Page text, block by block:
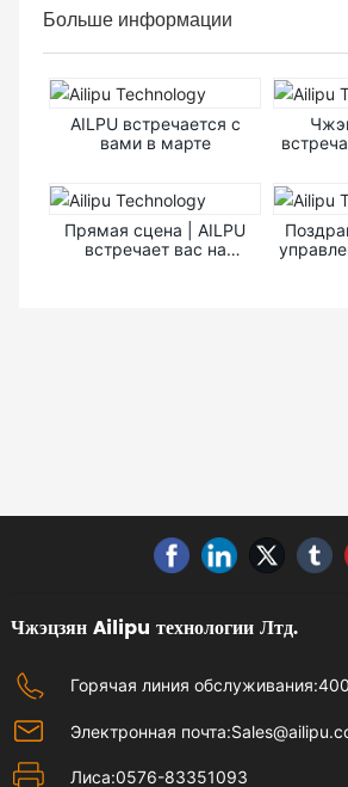
Больше информации
AILPU встречается с
вами в марте
Прямая сцена | AILPU
встречает вас на
Чжэцзян Ailipu технологии Лтд.
Горячая линия обслуживания:
Электронная почта:
Лиса:0576-83351093